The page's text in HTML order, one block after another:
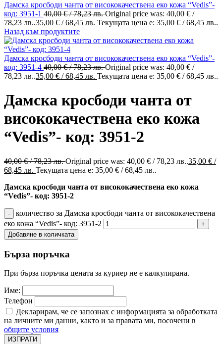
Дамска кросбоди чанта от висококачествена еко кожа “Vedis”-
код: 3951-1 40,00€/ 78,23 лв.Original price was: 40,00 € /
78,23 лв..35,00 € / 68,45 лв. Текущата цена е: 35,00 € / 68,45 лв..
Назад към продуктите
Дамска кросбоди чанта от висококачествена еко кожа “Vedis”-
код: 3951-4 40,00€/ 78,23 лв.Original price was: 40,00 € /
78,23 лв..35,00 € / 68,45 лв. Текущата цена е: 35,00 € / 68,45 лв..
Дамска кросбоди чанта от
висококачествена еко кожа
“Vedis”- код: 3951-2
40,00€/ 78,23 лв.Original price was: 40,00 € / 78,23 лв..35,00 € /
68,45 лв. Текущата цена е: 35,00 € / 68,45 лв..
Дамска кросбоди чанта от висококачествена еко кожа
“Vedis”- код: 3951-2
количество за Дамска кросбоди чанта от висококачествена
еко кожа “Vedis”- код: 3951-2
Добавяне в количката
Бърза поръчка
При бърза поръчка цената за куриер не е калкулирана.
Име:
Телефон
Декларирам, че се запознах с информацията за обработката
на личните ми данни, както и за правата ми, посочени в
общите условия
ИЗПРАТИ